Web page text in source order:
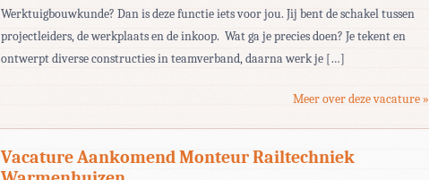
Werktuigbouwkunde? Dan is deze functie iets voor jou. Jij bent de schakel tussen
projectleiders, de werkplaats en de inkoop. Wat ga je precies doen? Je tekent en
ontwerpt diverse constructies in teamverband, daarna werk je […]
Meer over deze vacature »
Vacature Aankomend Monteur Railtechniek